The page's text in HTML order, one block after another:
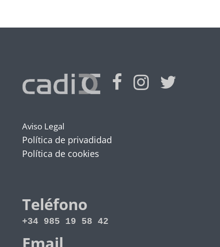
Aviso Legal
Política de privadidad
Política de cookies
Teléfono
+34 985 19 58 42